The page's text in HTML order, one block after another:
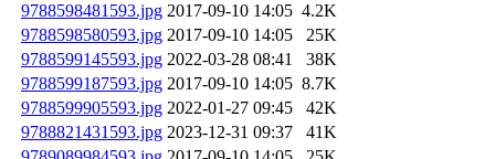
9788598481593.jpg 2017-09-10 14:05 4.2K
9788598580593.jpg 2017-09-10 14:05
25K
9788599145593.jpg 2022-03-28 08:41
38K
9788599187593.jpg 2017-09-10 14:05 8.7K
9788599905593.jpg 2022-01-27 09:45
42K
9788821431593.jpg 2023-12-31 09:37
41K